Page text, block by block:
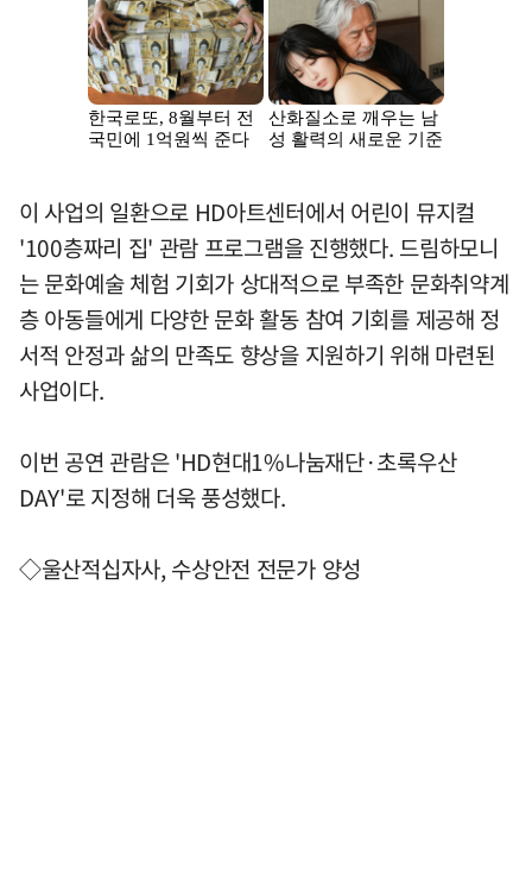
이 사업의 일환으로 HD아트센터에서 어린이 뮤지컬
'100층짜리 집' 관람 프로그램을 진행했다. 드림하모니
는 문화예술 체험 기회가 상대적으로 부족한 문화취약계
층 아동들에게 다양한 문화 활동 참여 기회를 제공해 정
서적 안정과 삶의 만족도 향상을 지원하기 위해 마련된
사업이다.
이번 공연 관람은 'HD현대1%나눔재단·초록우산
DAY'로 지정해 더욱 풍성했다.
◇울산적십자사, 수상안전 전문가 양성